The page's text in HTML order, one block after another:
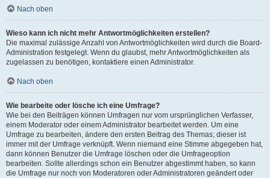
Nach oben
Wieso kann ich nicht mehr Antwortmöglichkeiten erstellen?
Die maximal zulässige Anzahl von Antwortmöglichkeiten wird durch die Board-
Administration festgelegt. Wenn du glaubst, mehr Antwortmöglichkeiten als
zugelassen zu benötigen, kontaktiere einen Administrator.
Nach oben
Wie bearbeite oder lösche ich eine Umfrage?
Wie bei den Beiträgen können Umfragen nur vom ursprünglichen Verfasser,
einem Moderator oder einem Administrator bearbeitet werden. Um eine
Umfrage zu bearbeiten, ändere den ersten Beitrag des Themas; dieser ist
immer mit der Umfrage verknüpft. Wenn niemand eine Stimme abgegeben hat,
dann können Benutzer die Umfrage löschen oder die Umfrageoption
bearbeiten. Sollte allerdings schon ein Benutzer abgestimmt haben, so kann
die Umfrage nur noch von Moderatoren oder Administratoren geändert oder